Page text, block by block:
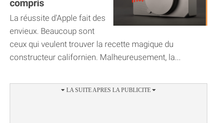
compris
La réussite d'Apple fait des
envieux. Beaucoup sont
ceux qui veulent trouver la recette magique du
constructeur californien. Malheureusement, la...